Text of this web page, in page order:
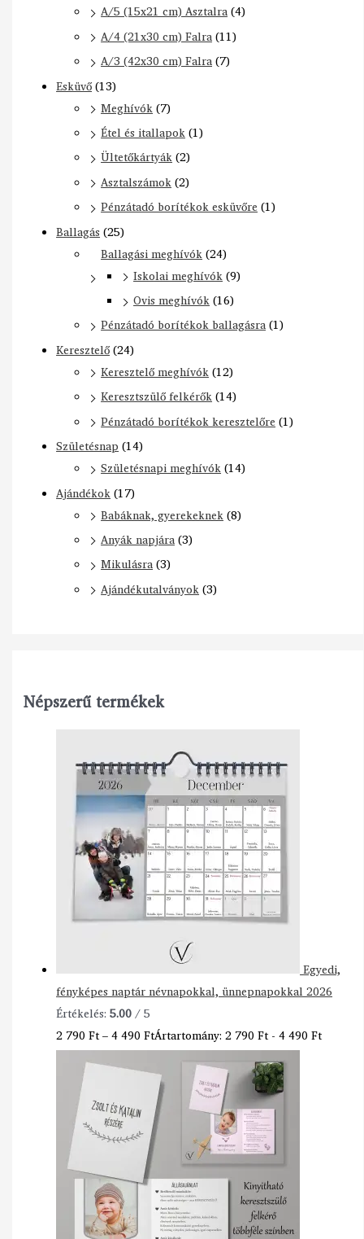
A/5 (15x21 cm) Asztalra(4)
A/4 (21x30 cm) Falra(11)
A/3 (42x30 cm) Falra(7)
Esküvő(13)
Meghívók(7)
Étel és itallapok(1)
Ültetőkártyák(2)
Asztalszámok(2)
Pénzátadó borítékok esküvőre (1)
Ballagás (25)
Ballagási meghívók(24)
Iskolai meghívók(9)
Ovis meghívók(16)
Pénzátadó borítékok ballagásra(1)
Keresztelő(24)
Keresztelő meghívók(12)
Keresztszülő felkérők(14)
Pénzátadó borítékok keresztelőre (1)
Születésnap (14)
Születésnapi meghívók(14)
Ajándékok(17)
Babáknak, gyerekeknek(8)
Anyák napjára(3)
Mikulásra(3)
Ajándékutalványok(3)
Népszerű termékek
Egyedi,
fényképes naptár névnapokkal, ünnepnapokkal 2026
Értékelés:5.00/ 5
2 790Ft–4 490FtÁrtartomány: 2 790 Ft - 4 490 Ft